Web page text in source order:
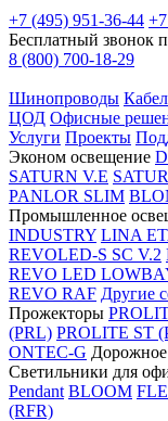
+7 (495) 951-36-44
Бесплатный звонок
8 (800) 700-18-29
Шинопроводы
ЦОД Офисные
Услуги Проекты
Эконом освещение
SATURN V.E
PANLOR SLIM
Промышленное
INDUSTRY LINA
REVOLED-S SC V.2
REVO LED
REVO RAF Другие
Прожекторы
(PRL) PROLITE ST
ONTEC-G
Светильники для
Pendant BLOOM
(RFR)